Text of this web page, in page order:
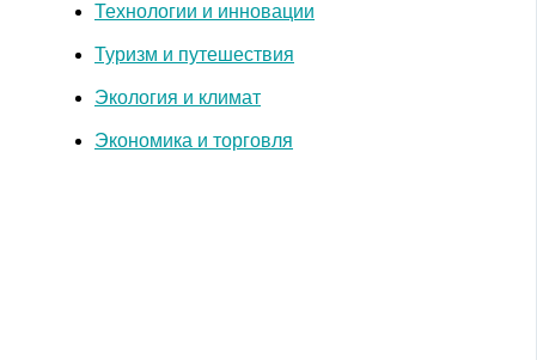
Технологии и инновации
Туризм и путешествия
Экология и климат
Экономика и торговля